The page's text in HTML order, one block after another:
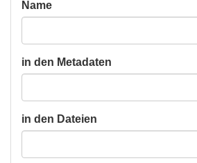
Name
in den Metadaten
in den Dateien